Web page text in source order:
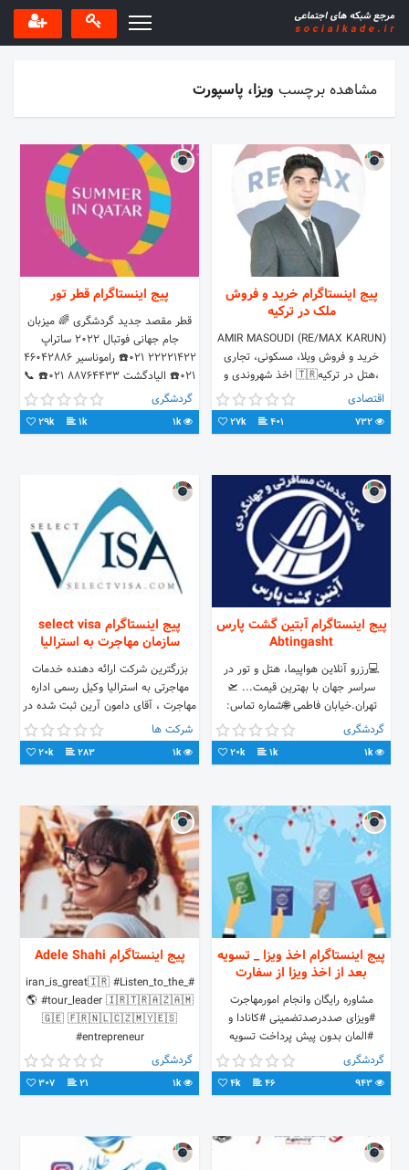
مشاهده برچسب ویزا، پاسپورت
پیج اینستاگرام خرید و فروش
ملک در ترکیه
AMIR MASOUDI (RE/MAX KARUN)
خرید و فروش ویلا، مسکونی، تجاری
،هتل در ترکیه🇹🇷 اخذ شهروندی و
پاسپورت تلفن تماس
5526149590(90+)امیر مسعودی
واتساپ 👇🏻
اقتصادی
401
27k
پیج اینستاگرام قطر تور
قطر مقصد جدید گردشگری 🌈 میزبان
جام جهانی فوتبال ۲۰۲۲ ساتراپ
22221422 021☎️ راموناسیر 46042886
021☎️ الیادگشت 88764433 021☎️ 📞
09373333158
گردشگری
1k
1k
29k
پیج اینستاگرام آبتین گشت پارس
Abtingasht
💻رزرو آنلاین هواپیما، هتل و تور در
سراسر جهان با بهترین قیمت... 🛫
تهران.خیابان فاطمی 🌐شماره تماس:
☎021-88996080 abtingasht.ir
abtingasht.net تلگرام↙
گردشگری
1k
1k
20k
پیج اینستاگرام select visa
سازمان مهاجرت به استرالیا
بزرگترین شرکت ارائه دهنده خدمات
مهاجرتی به استرالیا وکیل رسمی اداره
مهاجرت ، آقای دامون آرین ثبت شده در
سازمان MARA سرمایه گذاری نیروی کار
متخصص جهت درخواست اولین مشاوره
با شماره های زیر تماس بگیرید. 📞:
شرکت ها
1k
283
20k
پیج اینستاگرام اخذ ویزا _ تسویه
بعد از اخذ ویزا از سفارت
مشاوره رایگان وانجام امورمهاجرت
#ویزای صددرصدتضمینی #کانادا و
#المان بدون پیش پرداخت تسویه
بعدازاخذویزا برای دوستان ایرانی و
افغان واتساپ0098911924337
گردشگری
46
4k
پیج اینستاگرام Adele Shahi
#iran_is_great🇮🇷 #Listen_to_the_
🌎 #tour_leader 🇮🇷🇹🇷🇦🇿🇦🇲
🇬🇪 🇫🇷🇳🇱🇨🇿🇲🇾🇪🇸
#entrepreneur
Shahi.adele@gmail.comگردشگری
1k
21
307